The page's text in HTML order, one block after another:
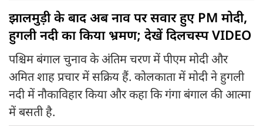
झालमुड़ी के बाद अब नाव पर सवार हुए PM मोदी,
हुगली नदी का किया भ्रमण; देखें दिलचस्प VIDEO
पश्चिम बंगाल चुनाव के अंतिम चरण में पीएम मोदी और
अमित शाह प्रचार में सक्रिय हैं. कोलकाता में मोदी ने हुगली
नदी में नौकाविहार किया और कहा कि गंगा बंगाल की आत्मा
में बसती है.